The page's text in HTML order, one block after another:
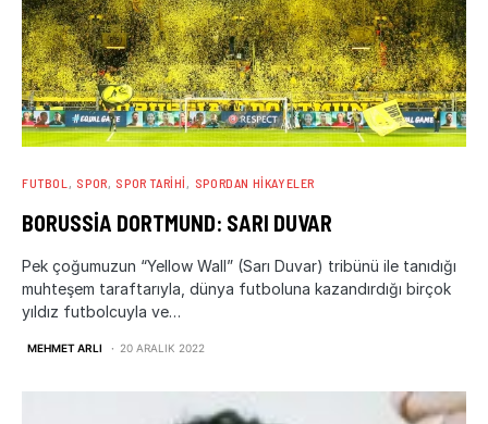
FUTBOL SPOR SPOR TARIHI SPORDAN HIKAYELER
BORUSSIA DORTMUND: SARI DUVAR
Pek çoğumuzun “Yellow Wall” (Sarı Duvar) tribünü ile tanıdığı
muhteşem taraftarıyla, dünya futboluna kazandırdığı birçok
yıldız futbolcuyla ve…
MEHMET ARLI 20 ARALIK 2022